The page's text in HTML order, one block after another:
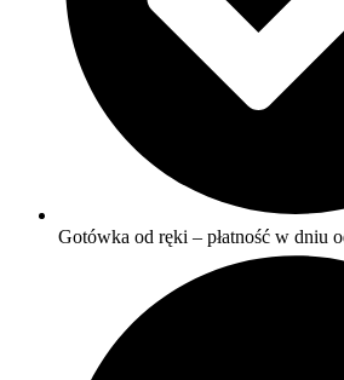
Gotówka od ręki – płatność w dniu